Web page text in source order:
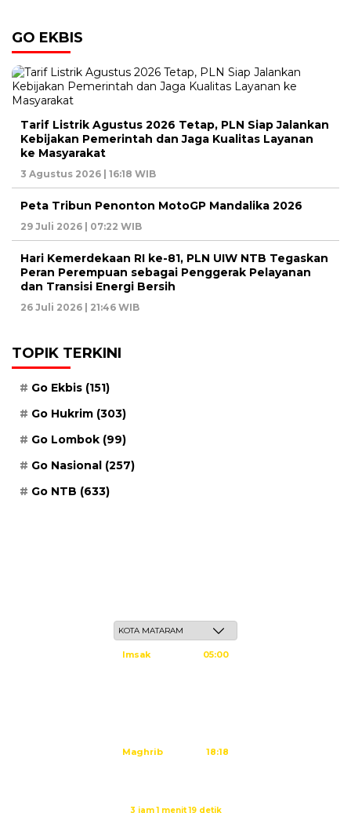
GO EKBIS
Tarif Listrik Agustus 2026 Tetap, PLN Siap Jalankan
Kebijakan Pemerintah dan Jaga Kualitas Layanan
ke Masyarakat
3 Agustus 2026 | 16:18 WIB
Peta Tribun Penonton MotoGP Mandalika 2026
29 Juli 2026 | 07:22 WIB
Hari Kemerdekaan RI ke-81, PLN UIW NTB Tegaskan
Peran Perempuan sebagai Penggerak Pelayanan
dan Transisi Energi Bersih
26 Juli 2026 | 21:46 WIB
TOPIK TERKINI
Go Ekbis (151)
Go Hukrim (303)
Go Lombok (99)
Go Nasional (257)
Go NTB (633)
Imsak 05:00
Maghrib 18:18
3 jam 1 menit 18 detik